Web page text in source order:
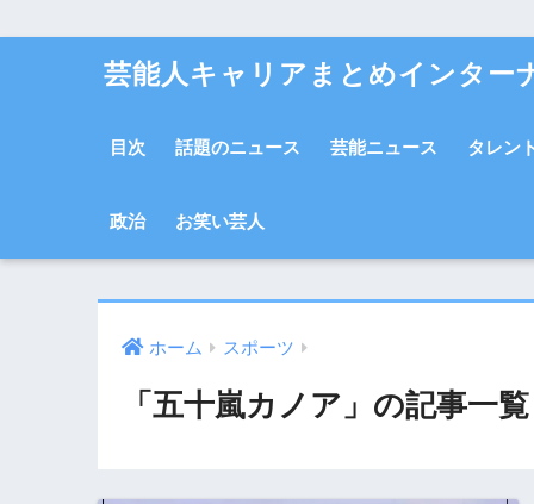
芸能人キャリアまとめインター
目次 話題のニュース 芸能ニュース タレン
政治 お笑い芸人
ホーム スポーツ
「五十嵐カノア」の記事一覧